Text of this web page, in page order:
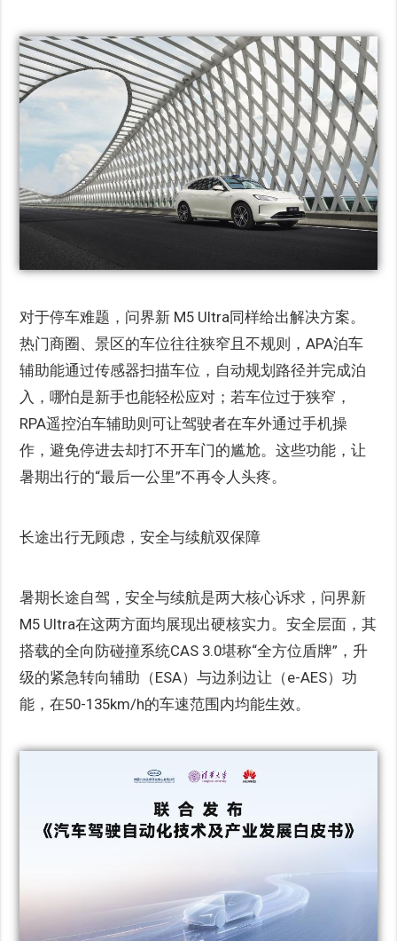
对于停车难题，问界新 M5 Ultra同样给出解决方案。
热门商圈、景区的车位往往狭窄且不规则，APA泊车
辅助能通过传感器扫描车位，自动规划路径并完成泊
入，哪怕是新手也能轻松应对；若车位过于狭窄，
RPA遥控泊车辅助则可让驾驶者在车外通过手机操
作，避免停进去却打不开车门的尴尬。这些功能，让
暑期出行的“最后一公里”不再令人头疼。
长途出行无顾虑，安全与续航双保障
暑期长途自驾，安全与续航是两大核心诉求，问界新
M5 Ultra在这两方面均展现出硬核实力。安全层面，其
搭载的全向防碰撞系统CAS 3.0堪称“全方位盾牌”，升
级的紧急转向辅助（ESA）与边刹边让（e-AES）功
能，在50-135km/h的车速范围内均能生效。